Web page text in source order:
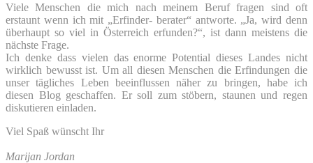
Viele Menschen die mich nach meinem Beruf fragen sind oft
erstaunt wenn ich mit „Erfinder- berater“ antworte. „Ja, wird denn
überhaupt so viel in Österreich erfunden?“, ist dann meistens die
nächste Frage.
Ich denke dass vielen das enorme Potential dieses Landes nicht
wirklich bewusst ist. Um all diesen Menschen die Erfindungen die
unser tägliches Leben beeinflussen näher zu bringen, habe ich
diesen Blog geschaffen. Er soll zum stöbern, staunen und regen
diskutieren einladen.
Viel Spaß wünscht Ihr
Marijan Jordan